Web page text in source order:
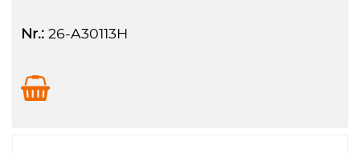
Nr.: 26-A30113H